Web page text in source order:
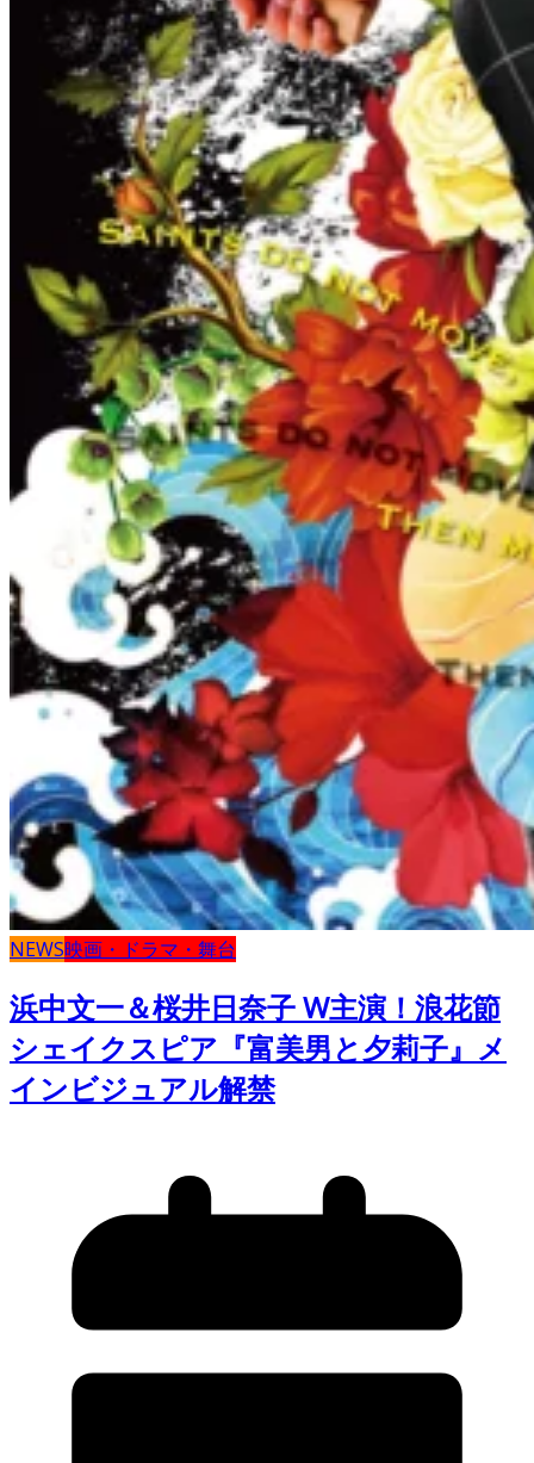
NEWS映画・ドラマ・舞台
浜中文一＆桜井日奈子 W主演！浪花節
シェイクスピア『富美男と夕莉子』メ
インビジュアル解禁